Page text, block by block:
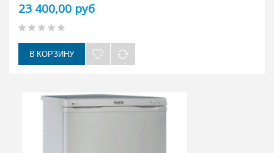
23 400,00 руб
В КОРЗИНУ